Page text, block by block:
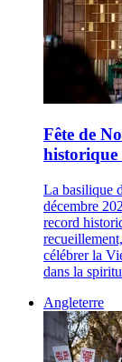
Fête de
historique
La basilique
décembre
record
célébrer la
dans la
Angleterre